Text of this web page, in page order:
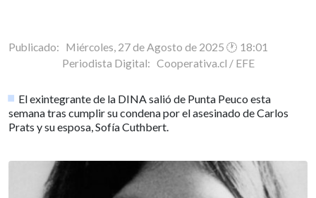
Publicado: Miércoles, 27 de Agosto de 2025 🕐 18:01
Periodista Digital: Cooperativa.cl / EFE
El exintegrante de la DINA salió de Punta Peuco esta
semana tras cumplir su condena por el asesinado de Carlos
Prats y su esposa, Sofía Cuthbert.